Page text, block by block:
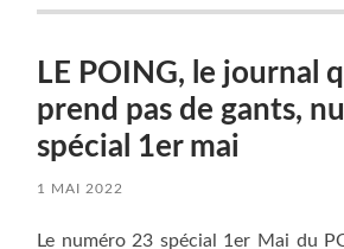
LE POING, le journal
prend pas de gants,
spécial 1er mai
1 MAI 2022
Le numéro 23 spécial 1er Mai du